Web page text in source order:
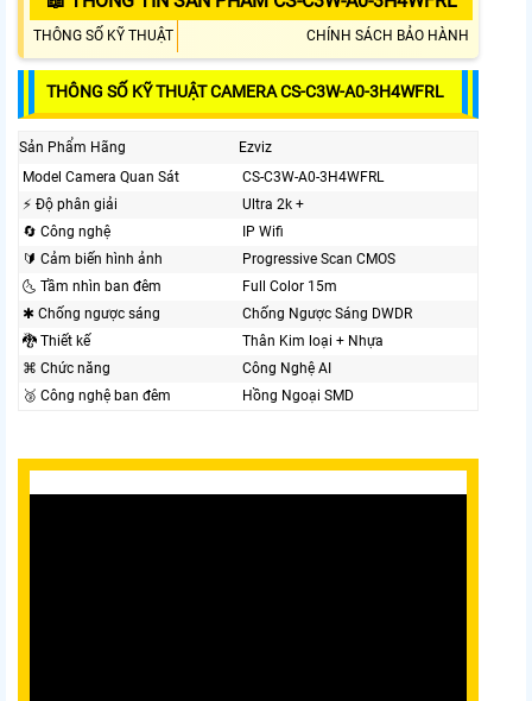
THÔNG SỐ KỸ THUẬT CHÍNH SÁCH BẢO HÀNH
THÔNG SỐ KỸ THUẬT CAMERA CS-C3W-A0-3H4WFRL
Sản Phẩm Hãng
Ezviz
Model Camera Quan Sát
CS-C3W-A0-3H4WFRL
️⚡ Độ phân giải
Ultra 2k +
🔄 Công nghệ
IP Wifi
🔰 Cảm biến hình ảnh
Progressive Scan CMOS
🌜 Tầm nhìn ban đêm
Full Color 15m
✱ Chống ngược sáng
Chống Ngược Sáng DWDR
🐉️ Thiết kế
Thân Kim loại + Nhựa
⌘ Chức năng
Công Nghệ AI
🥉 Công nghệ ban đêm
Hồng Ngoại SMD